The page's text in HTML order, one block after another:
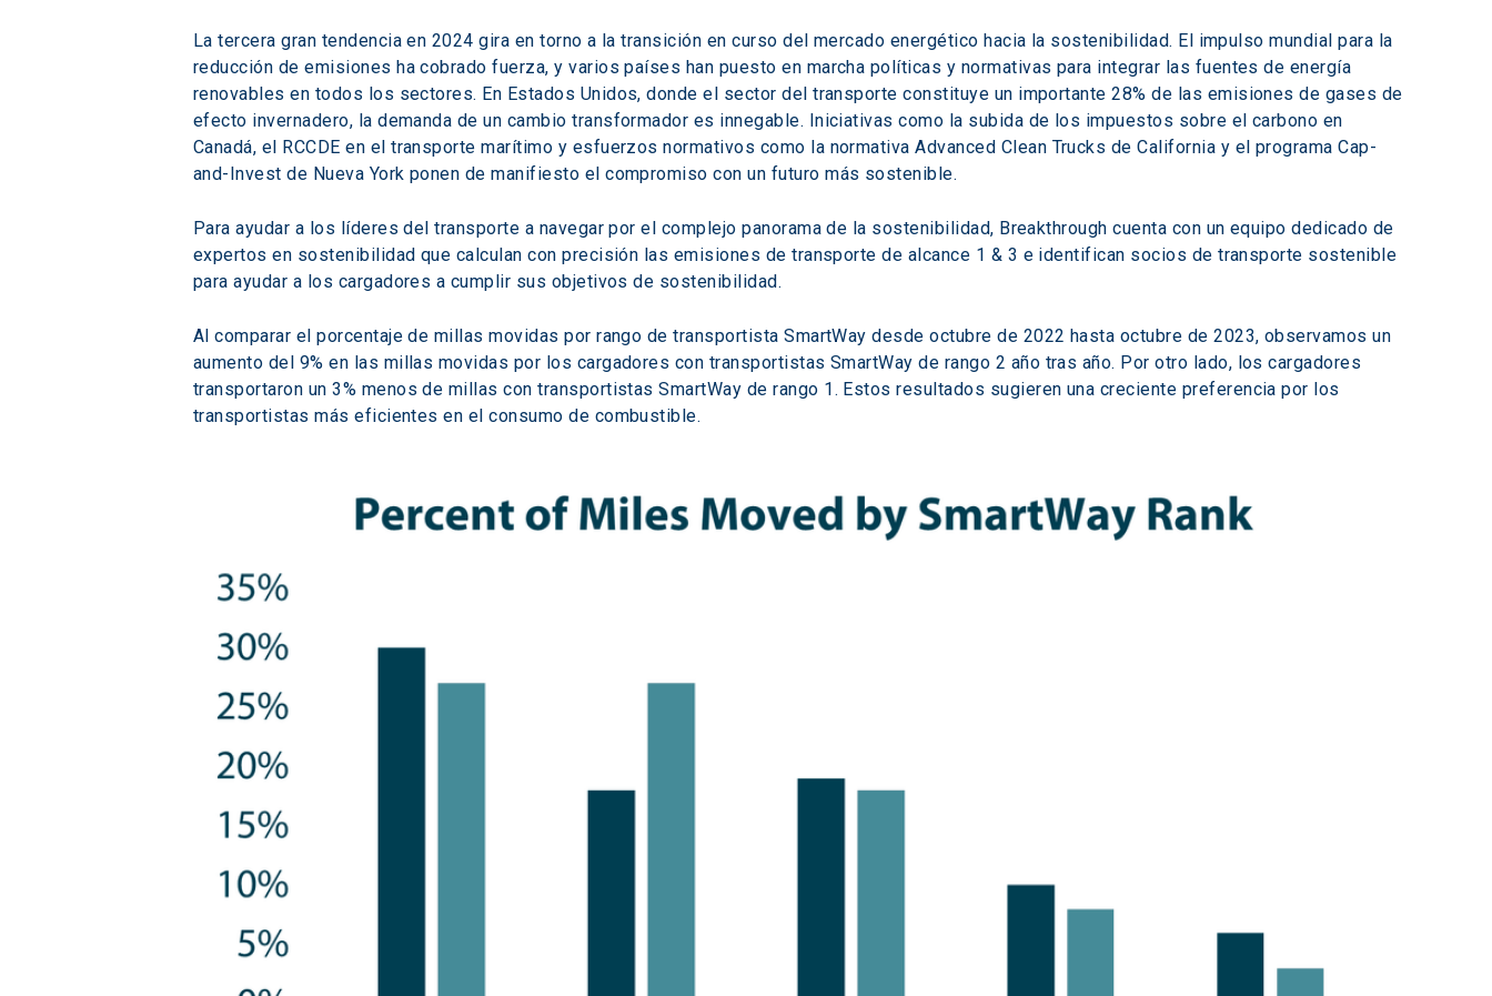
La tercera gran tendencia en 2024 gira en torno a la transición en curso del mercado energético hacia la sostenibilidad. El impulso mundial para la
reducción de emisiones ha cobrado fuerza, y varios países han puesto en marcha políticas y normativas para integrar las fuentes de energía
renovables en todos los sectores. En Estados Unidos, donde el sector del transporte constituye un importante 28% de las emisiones de gases de
efecto invernadero, la demanda de un cambio transformador es innegable. Iniciativas como la subida de los impuestos sobre el carbono en
Canadá, el RCCDE en el transporte marítimo y esfuerzos normativos como la normativa Advanced Clean Trucks de California y el programa Cap-
and-Invest de Nueva York ponen de manifiesto el compromiso con un futuro más sostenible.
Para ayudar a los líderes del transporte a navegar por el complejo panorama de la sostenibilidad, Breakthrough cuenta con un equipo dedicado de
expertos en sostenibilidad que calculan con precisión las emisiones de transporte de alcance 1 & 3 e identifican socios de transporte sostenible
para ayudar a los cargadores a cumplir sus objetivos de sostenibilidad.
Al comparar el porcentaje de millas movidas por rango de transportista SmartWay desde octubre de 2022 hasta octubre de 2023, observamos un
aumento del 9% en las millas movidas por los cargadores con transportistas SmartWay de rango 2 año tras año. Por otro lado, los cargadores
transportaron un 3% menos de millas con transportistas SmartWay de rango 1. Estos resultados sugieren una creciente preferencia por los
transportistas más eficientes en el consumo de combustible.